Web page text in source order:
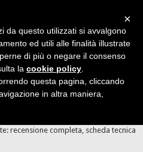
news, recensioni, guide, app, giochi ...
recensione completa, scheda tecnica
×
da questo utilizzati si avvalgono
ed utili alle finalità illustrate
di più o negare il consenso
la cookie policy
questa pagina, cliccando
in altra maniera,